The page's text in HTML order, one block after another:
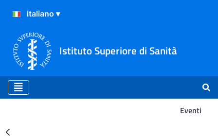
Istituto Superiore di Sanità
Eventi